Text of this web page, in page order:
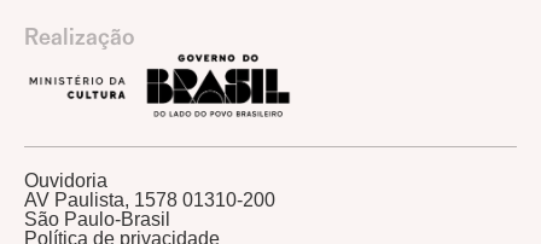
Realização
Ouvidoria
AV Paulista, 1578 01310-200
São Paulo-Brasil
Política de privacidade